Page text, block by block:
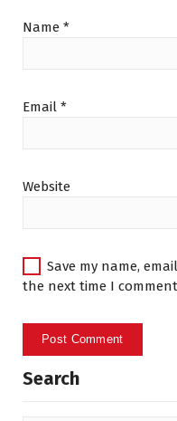
Name *
Email *
Website
Save my name,
the next time I
Search